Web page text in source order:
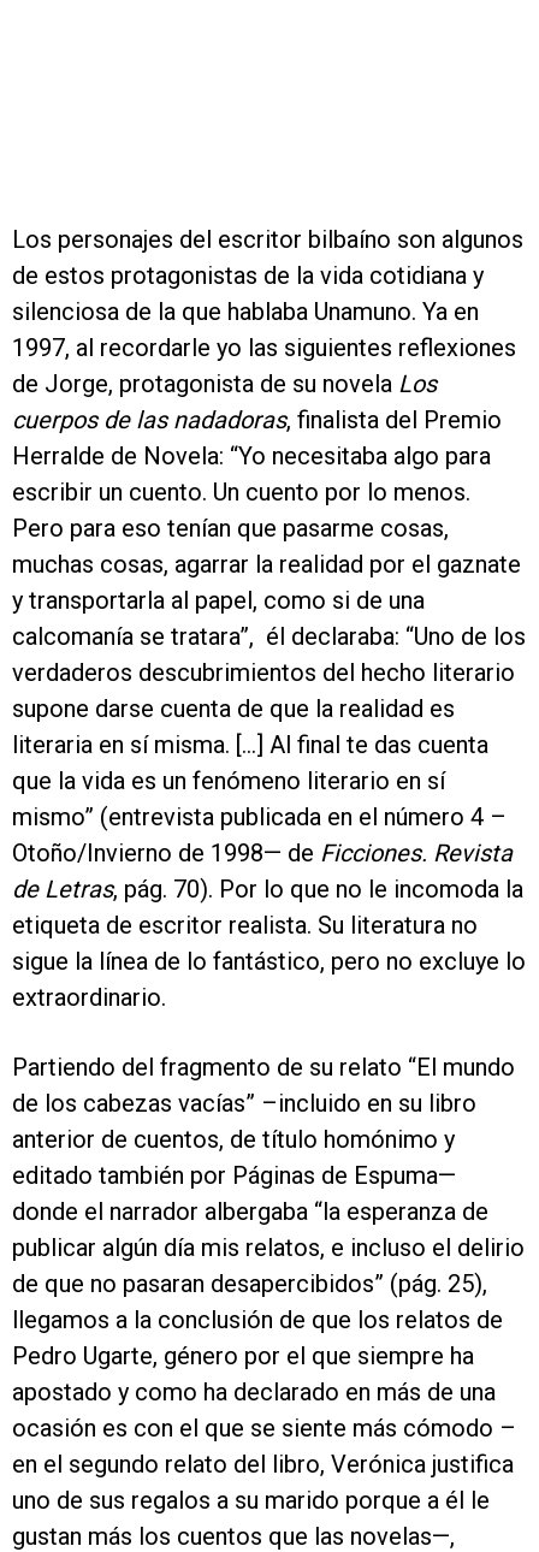
Los personajes del escritor bilbaíno son algunos
de estos protagonistas de la vida cotidiana y
silenciosa de la que hablaba Unamuno. Ya en
1997, al recordarle yo las siguientes reflexiones
de Jorge, protagonista de su novela Los
cuerpos de las nadadoras, finalista del Premio
Herralde de Novela: “Yo necesitaba algo para
escribir un cuento. Un cuento por lo menos.
Pero para eso tenían que pasarme cosas,
muchas cosas, agarrar la realidad por el gaznate
y transportarla al papel, como si de una
calcomanía se tratara”, él declaraba: “Uno de los
verdaderos descubrimientos del hecho literario
supone darse cuenta de que la realidad es
literaria en sí misma. […] Al final te das cuenta
que la vida es un fenómeno literario en sí
mismo” (entrevista publicada en el número 4 –
Otoño/Invierno de 1998— de Ficciones. Revista
de Letras, pág. 70). Por lo que no le incomoda la
etiqueta de escritor realista. Su literatura no
sigue la línea de lo fantástico, pero no excluye lo
extraordinario.
Partiendo del fragmento de su relato “El mundo
de los cabezas vacías” –incluido en su libro
anterior de cuentos, de título homónimo y
editado también por Páginas de Espuma—
donde el narrador albergaba “la esperanza de
publicar algún día mis relatos, e incluso el delirio
de que no pasaran desapercibidos” (pág. 25),
llegamos a la conclusión de que los relatos de
Pedro Ugarte, género por el que siempre ha
apostado y como ha declarado en más de una
ocasión es con el que se siente más cómodo –
en el segundo relato del libro, Verónica justifica
uno de sus regalos a su marido porque a él le
gustan más los cuentos que las novelas—,